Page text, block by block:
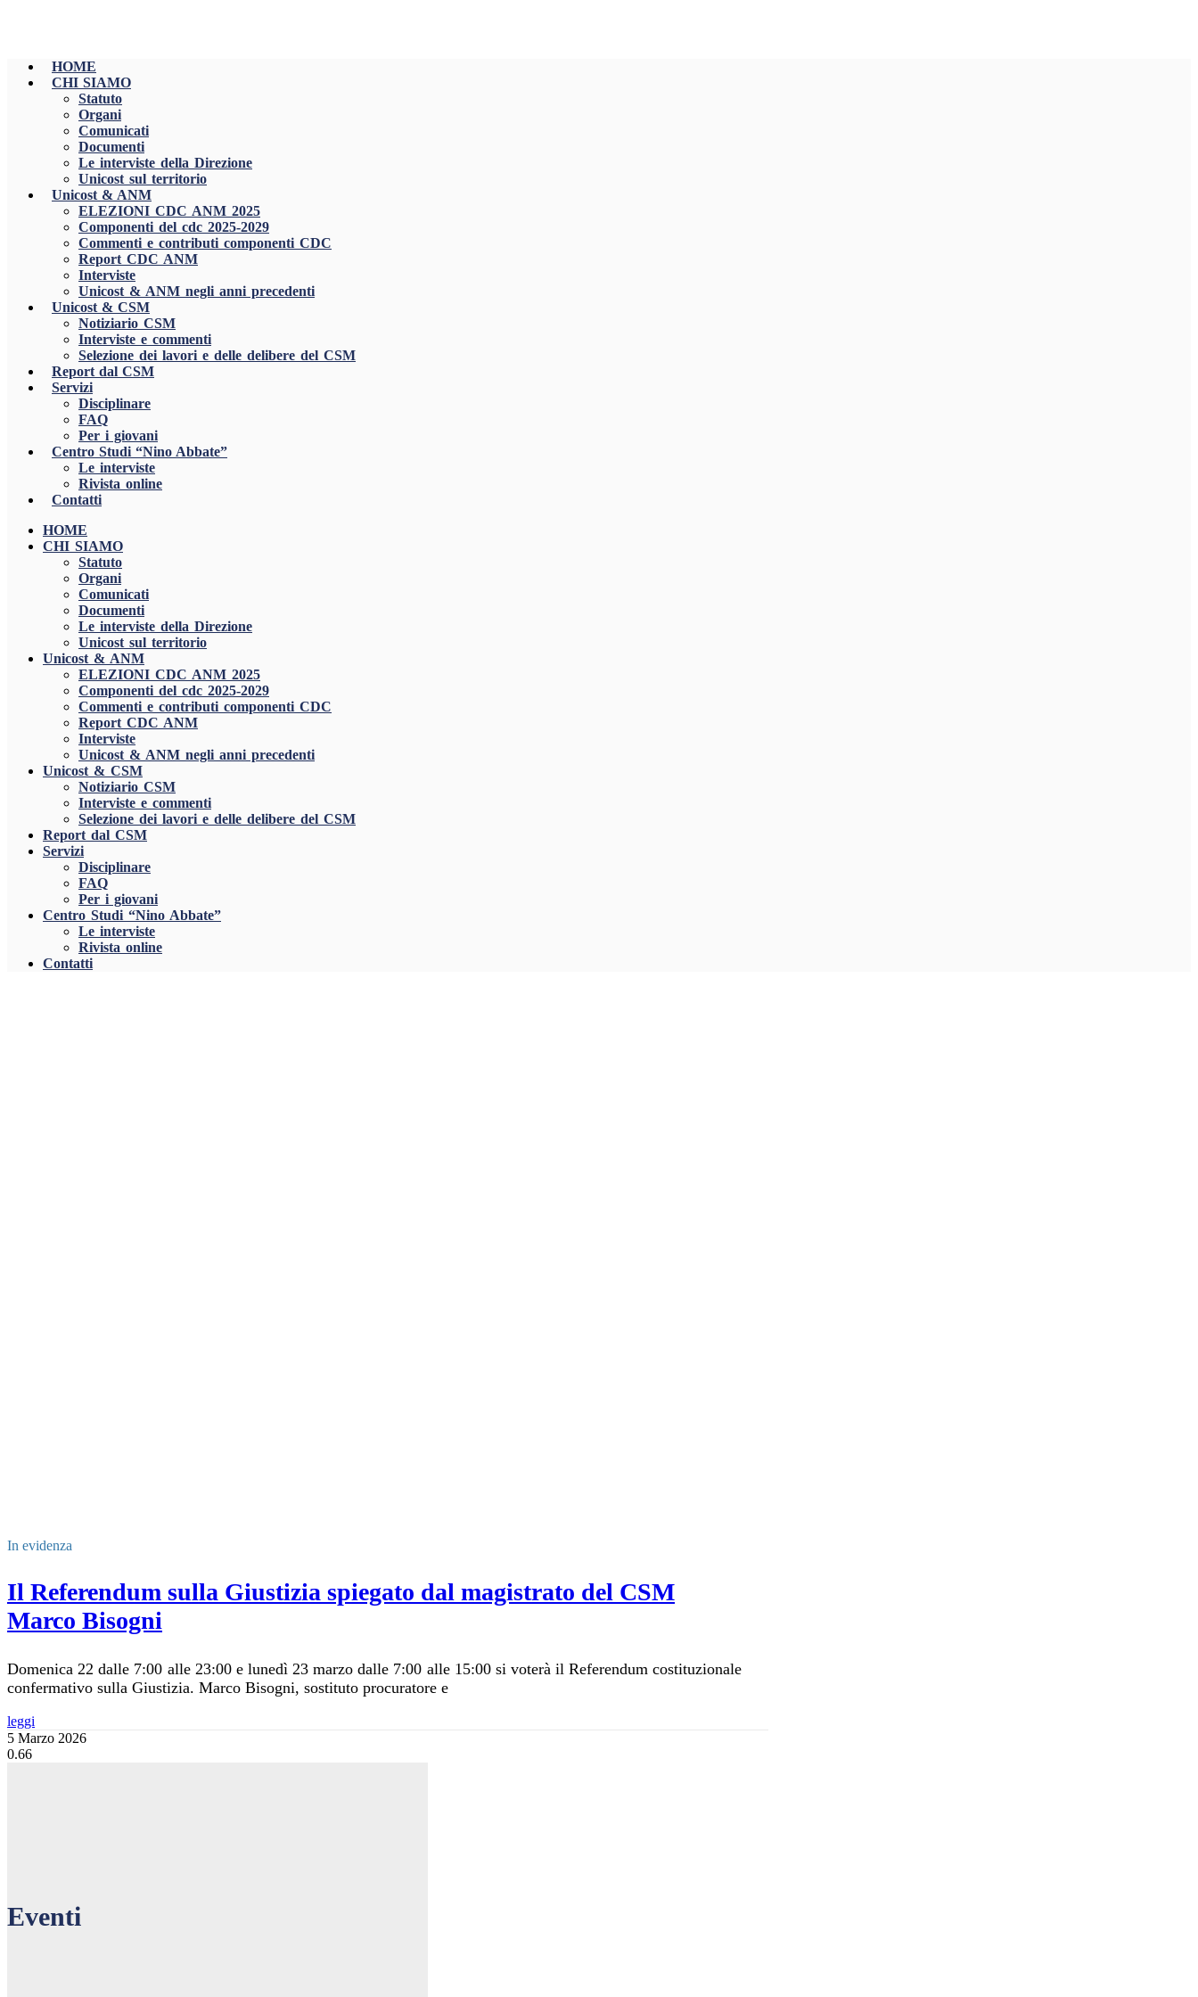
HOME
CHI SIAMO
Statuto
Organi
Comunicati
Documenti
Le interviste della Direzione
Unicost sul territorio
Unicost & ANM
ELEZIONI CDC ANM 2025
Componenti del cdc 2025-2029
Commenti e contributi componenti CDC
Report CDC ANM
Interviste
Unicost & ANM negli anni precedenti
Unicost & CSM
Notiziario CSM
Interviste e commenti
Selezione dei lavori e delle delibere del CSM
Report dal CSM
Servizi
Disciplinare
FAQ
Per i giovani
Centro Studi “Nino Abbate”
Le interviste
Rivista online
Contatti
HOME
CHI SIAMO
Statuto
Organi
Comunicati
Documenti
Le interviste della Direzione
Unicost sul territorio
Unicost & ANM
ELEZIONI CDC ANM 2025
Componenti del cdc 2025-2029
Commenti e contributi componenti CDC
Report CDC ANM
Interviste
Unicost & ANM negli anni precedenti
Unicost & CSM
Notiziario CSM
Interviste e commenti
Selezione dei lavori e delle delibere del CSM
Report dal CSM
Servizi
Disciplinare
FAQ
Per i giovani
Centro Studi “Nino Abbate”
Le interviste
Rivista online
Contatti
In evidenza
Il Referendum sulla Giustizia spiegato dal magistrato del CSM
Marco Bisogni
Domenica 22 dalle 7:00 alle 23:00 e lunedì 23 marzo dalle 7:00 alle 15:00 si voterà il Referendum costituzionale
confermativo sulla Giustizia. Marco Bisogni, sostituto procuratore e
leggi
5 Marzo 2026
Eventi